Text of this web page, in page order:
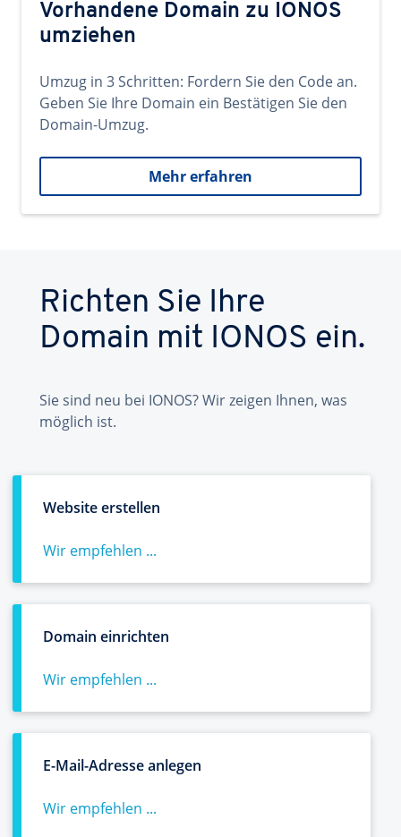
Vorhandene Domain zu IONOS
umziehen
Umzug in 3 Schritten: Fordern Sie den Code an.
Geben Sie Ihre Domain ein Bestätigen Sie den
Domain-Umzug.
Mehr erfahren
Richten Sie Ihre
Domain mit IONOS ein.
Sie sind neu bei IONOS? Wir zeigen Ihnen, was
möglich ist.
Website erstellen
Wir empfehlen ...
Domain einrichten
Wir empfehlen ...
E-Mail-Adresse anlegen
Wir empfehlen ...